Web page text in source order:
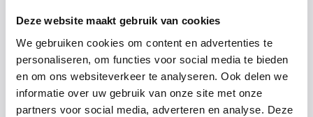
Deze website maakt gebruik van cookies
We gebruiken cookies om content en advertenties te
personaliseren, om functies voor social media te bieden
en om ons websiteverkeer te analyseren. Ook delen we
informatie over uw gebruik van onze site met onze
partners voor social media, adverteren en analyse. Deze
gerealiseerd. De getoonde aanhanger is dus geen standaardmodel, maar
laat zien wat er allemaal mogelijk is bij Heudra.